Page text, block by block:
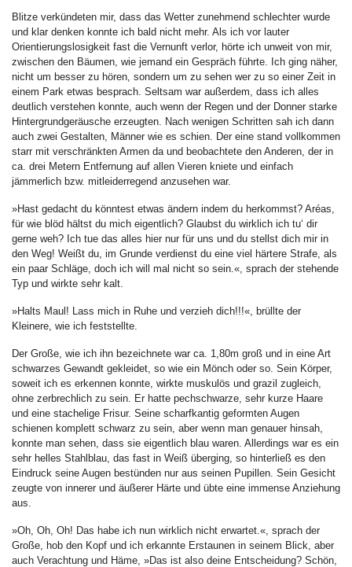
Blitze verkündeten mir, dass das Wetter zunehmend schlechter wurde
und klar denken konnte ich bald nicht mehr. Als ich vor lauter
Orientierungslosigkeit fast die Vernunft verlor, hörte ich unweit von mir,
zwischen den Bäumen, wie jemand ein Gespräch führte. Ich ging näher,
nicht um besser zu hören, sondern um zu sehen wer zu so einer Zeit in
einem Park etwas besprach. Seltsam war außerdem, dass ich alles
deutlich verstehen konnte, auch wenn der Regen und der Donner starke
Hintergrundgeräusche erzeugten. Nach wenigen Schritten sah ich dann
auch zwei Gestalten, Männer wie es schien. Der eine stand vollkommen
starr mit verschränkten Armen da und beobachtete den Anderen, der in
ca. drei Metern Entfernung auf allen Vieren kniete und einfach
jämmerlich bzw. mitleiderregend anzusehen war.
»Hast gedacht du könntest etwas ändern indem du herkommst? Aréas,
für wie blöd hältst du mich eigentlich? Glaubst du wirklich ich tu‘ dir
gerne weh? Ich tue das alles hier nur für uns und du stellst dich mir in
den Weg! Weißt du, im Grunde verdienst du eine viel härtere Strafe, als
ein paar Schläge, doch ich will mal nicht so sein.«, sprach der stehende
Typ und wirkte sehr kalt.
»Halts Maul! Lass mich in Ruhe und verzieh dich!!!«, brüllte der
Kleinere, wie ich feststellte.
Der Große, wie ich ihn bezeichnete war ca. 1,80m groß und in eine Art
schwarzes Gewandt gekleidet, so wie ein Mönch oder so. Sein Körper,
soweit ich es erkennen konnte, wirkte muskulös und grazil zugleich,
ohne zerbrechlich zu sein. Er hatte pechschwarze, sehr kurze Haare
und eine stachelige Frisur. Seine scharfkantig geformten Augen
schienen komplett schwarz zu sein, aber wenn man genauer hinsah,
konnte man sehen, dass sie eigentlich blau waren. Allerdings war es ein
sehr helles Stahlblau, das fast in Weiß überging, so hinterließ es den
Eindruck seine Augen bestünden nur aus seinen Pupillen. Sein Gesicht
zeugte von innerer und äußerer Härte und übte eine immense Anziehung
aus.
»Oh, Oh, Oh! Das habe ich nun wirklich nicht erwartet.«, sprach der
Große, hob den Kopf und ich erkannte Erstaunen in seinem Blick, aber
auch Verachtung und Häme, »Das ist also deine Entscheidung? Schön,